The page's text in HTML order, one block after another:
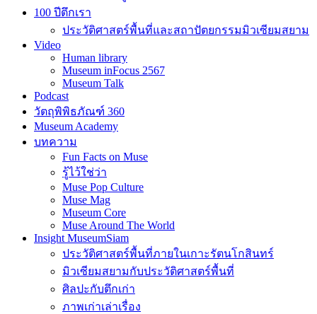
100 ปีตึกเรา
ประวัติศาสตร์พื้นที่และสถาปัตยกรรมมิวเซียมสยาม
Video
Human library
Museum inFocus 2567
Museum Talk
Podcast
วัตถุพิพิธภัณฑ์ 360
Museum Academy
บทความ
Fun Facts on Muse
รู้ไว้ใช่ว่า
Muse Pop Culture
Muse Mag
Museum Core
Muse Around The World
Insight MuseumSiam
ประวัติศาสตร์พื้นที่ภายในเกาะรัตนโกสินทร์
มิวเซียมสยามกับประวัติศาสตร์พื้นที่
ศิลปะกับตึกเก่า
ภาพเก่าเล่าเรื่อง